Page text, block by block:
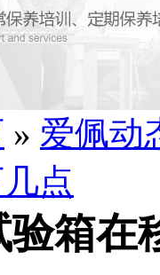
» 爱佩动
点
箱在